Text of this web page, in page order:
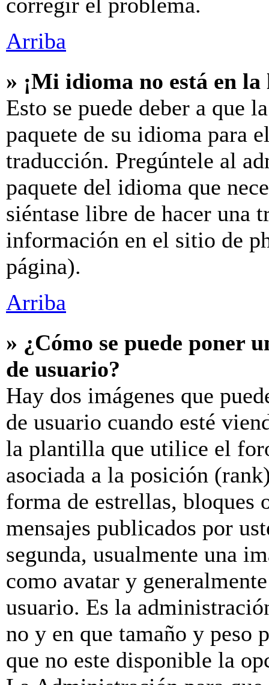
Arriba
» ¡Mi idioma no está en
Esto se puede deber a que
paquete de su idioma para
traducción. Pregúntele al
paquete del idioma que
siéntase libre de hacer una
información en el sitio de
página).
Arriba
» ¿Cómo se puede poner
de usuario?
Hay dos imágenes que
de usuario cuando esté
la plantilla que utilice el
asociada a la posición
forma de estrellas, bloques
mensajes publicados por
segunda, usualmente una
como avatar y
usuario. Es la
no y en que tamaño y peso
que no este disponible la